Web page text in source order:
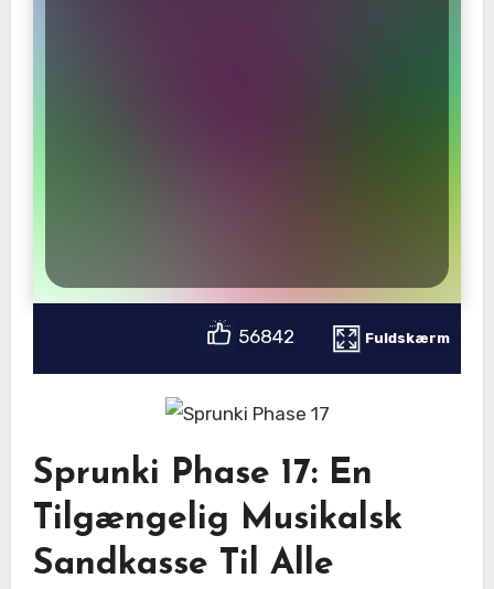
56842 Fuldskærm
Sprunki Phase 17: En
Tilgængelig Musikalsk
Sandkasse Til Alle